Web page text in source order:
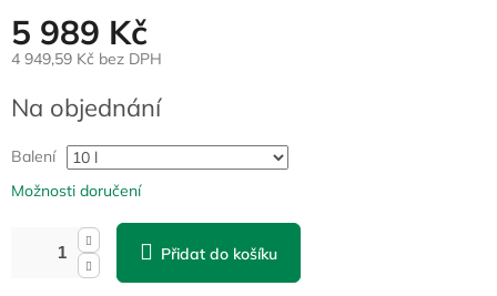
5 989 Kč
4 949,59 Kč bez DPH
cena:
Na objednání
Balení
Možnosti doručení
Přidat do košíku